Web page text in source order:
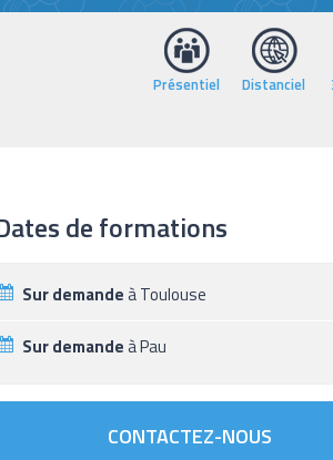
Présentiel Distanciel
de formations
Sur demandeà Toulouse
Sur demandeà Pau
CONTACTEZ-NOUS